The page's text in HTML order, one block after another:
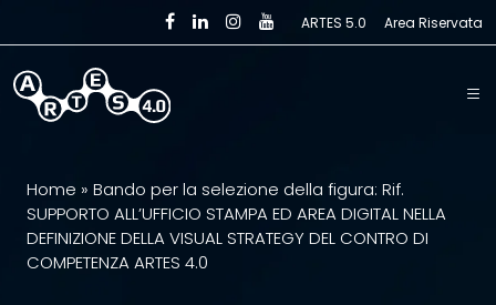
Skip to main content ARTES 5.0 Area Riservata
Home » Bando per la selezione della figura: Rif.
SUPPORTO ALL’UFFICIO STAMPA ED AREA DIGITAL NELLA
DEFINIZIONE DELLA VISUAL STRATEGY DEL CONTRO DI
COMPETENZA ARTES 4.0